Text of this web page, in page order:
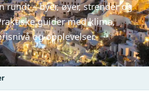
rundt – byer, øyer, strender og
guider med klima,
og opplevelser.